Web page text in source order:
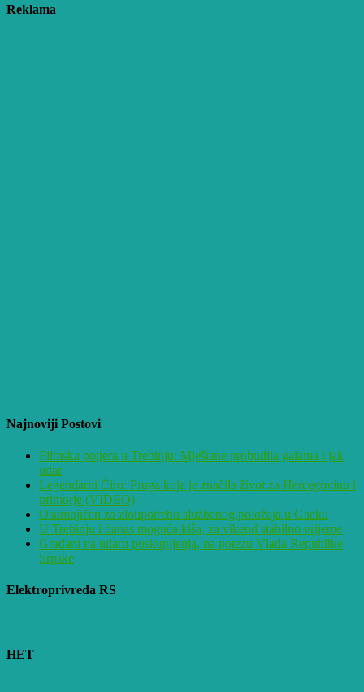
Reklama
Najnoviji Postovi
Filmska potjera u Trebinju: Mještane probudila galama i jak
udar
Legendarni Ćiro: Pruga koja je značila život za Hercegovinu i
primorje (VIDEO)
Osumnjičen za zloupotrebu službenog položaja u Gacku
U Trebinju i danas moguća kiša, za vikend stabilno vrijeme
Građani na udaru poskupljenja, na potezu Vlada Republike
Srpske
Elektroprivreda RS
HET